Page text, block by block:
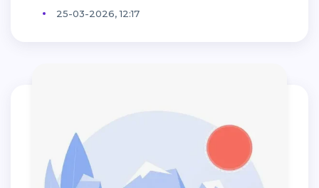
25-03-2026, 12:17